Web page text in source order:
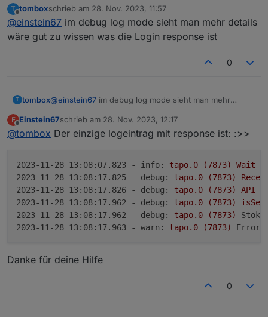
Adapter funktioniert aber trotzdem problemlos.
T
Offline
tomboxschrieb am 28. Nov. 2023, 11:57
zuletzt editiert von
@einstein67 im debug log mode sieht man mehr details
wäre gut zu wissen was die Login response ist
0
T tombox@einstein67 im debug log mode sieht man mehr
E
Offline
Einstein67schrieb am 28. Nov. 2023, 12:17
zuletzt editiert von
@tombox Der einzige logeintrag mit response ist: :>>
2023-11-28 13:08:07.823 - info: tapo.0 (7873) Wait
2023-11-28 13:08:17.825 - debug:
tapo.0 (7873)
2023-11-28 13:08:17.826 - debug:
tapo.0 (7873) API
2023-11-28 13:08:17.962 - debug:
tapo.0 (7873)
2023-11-28 13:08:17.962 - debug:
tapo.0 (7873)
2023-11-28 13:08:17.963 - warn:
tapo.0 (7873) Error:
Danke für deine Hilfe
0